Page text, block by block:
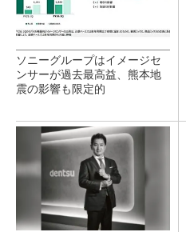
ソニーグループはイメージセ
ンサーが過去最高益、熊本地
震の影響も限定的